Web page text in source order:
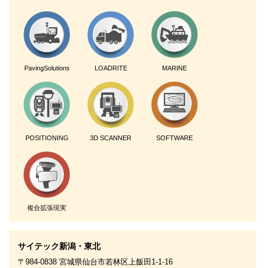
PavingSolutions LOADRITE MARINE
POSITIONING 3D SCANNER SOFTWARE
複合拡張現実
サイテック新潟・東北
〒984-0838 宮城県仙台市若林区上飯田1-1-16